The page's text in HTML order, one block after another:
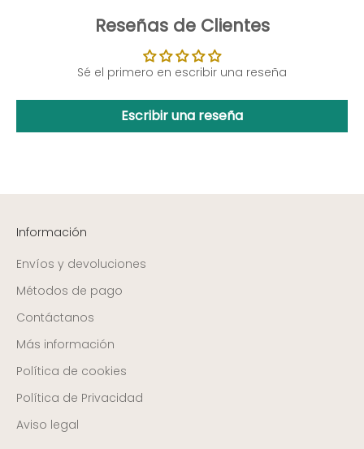
Reseñas de Clientes
Sé el primero en escribir una reseña
Escribir una reseña
Información
Envíos y devoluciones
Métodos de pago
Contáctanos
Más información
Política de cookies
Política de Privacidad
Aviso legal